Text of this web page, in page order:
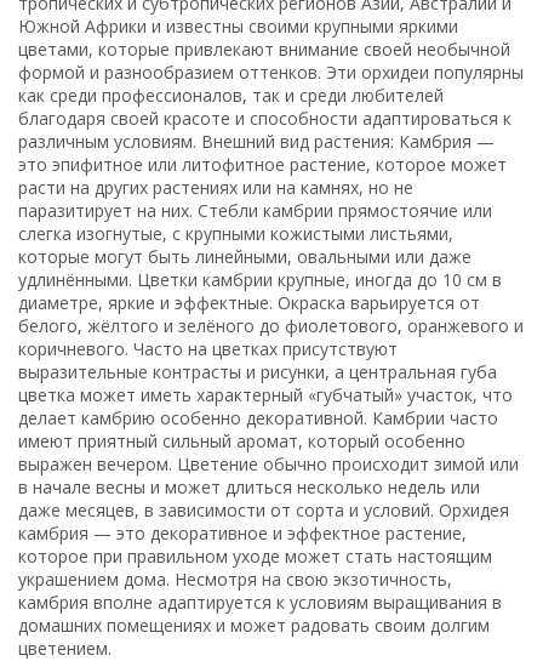
Южной Африки и известны своими крупными яркими
цветами, которые привлекают внимание своей необычной
формой и разнообразием оттенков. Эти орхидеи популярны
как среди профессионалов, так и среди любителей
благодаря своей красоте и способности адаптироваться к
различным условиям. Внешний вид растения: Камбрия —
это эпифитное или литофитное растение, которое может
расти на других растениях или на камнях, но не
паразитирует на них. Стебли камбрии прямостоячие или
слегка изогнутые, с крупными кожистыми листьями,
которые могут быть линейными, овальными или даже
удлинёнными. Цветки камбрии крупные, иногда до 10 см в
диаметре, яркие и эффектные. Окраска варьируется от
белого, жёлтого и зелёного до фиолетового, оранжевого и
коричневого. Часто на цветках присутствуют
выразительные контрасты и рисунки, а центральная губа
цветка может иметь характерный «губчатый» участок, что
делает камбрию особенно декоративной. Камбрии часто
имеют приятный сильный аромат, который особенно
выражен вечером. Цветение обычно происходит зимой или
в начале весны и может длиться несколько недель или
даже месяцев, в зависимости от сорта и условий. Орхидея
камбрия — это декоративное и эффектное растение,
которое при правильном уходе может стать настоящим
украшением дома. Несмотря на свою экзотичность,
камбрия вполне адаптируется к условиям выращивания в
домашних помещениях и может радовать своим долгим
цветением.